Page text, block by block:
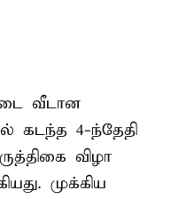
வீடான
கடந்த 4-ந்தேதி
விழா
முக்கிய